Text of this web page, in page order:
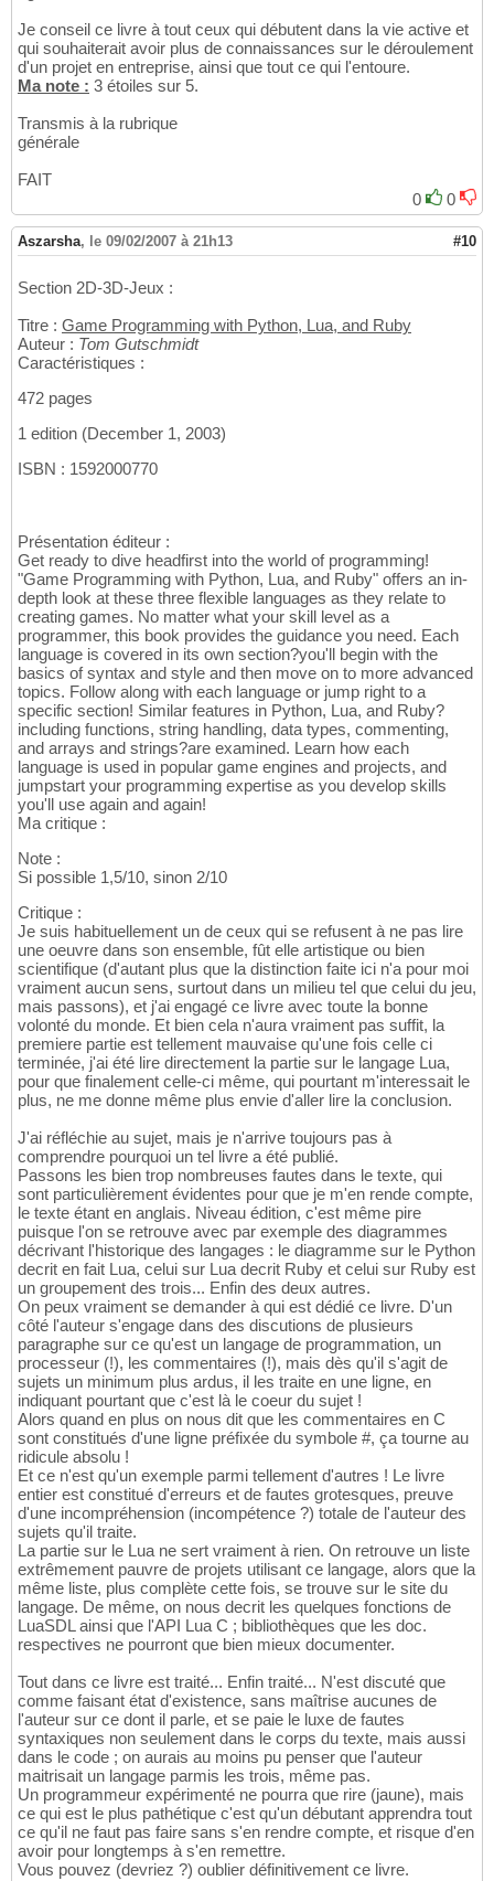
Je conseil ce livre à tout ceux qui débutent dans la vie active et
qui souhaiterait avoir plus de connaissances sur le déroulement
d'un projet en entreprise, ainsi que tout ce qui l'entoure.
Ma note : 3 étoiles sur 5.
Transmis à la rubrique
générale
FAIT
0
0
Aszarsha, le 09/02/2007 à 21h13 #10
Section 2D-3D-Jeux :
Titre : Game Programming with Python, Lua, and Ruby
Auteur : Tom Gutschmidt
Caractéristiques :
472 pages
1 edition (December 1, 2003)
ISBN : 1592000770
Présentation éditeur :
Get ready to dive headfirst into the world of programming!
"Game Programming with Python, Lua, and Ruby" offers an in-
depth look at these three flexible languages as they relate to
creating games. No matter what your skill level as a
programmer, this book provides the guidance you need. Each
language is covered in its own section?you'll begin with the
basics of syntax and style and then move on to more advanced
topics. Follow along with each language or jump right to a
specific section! Similar features in Python, Lua, and Ruby?
including functions, string handling, data types, commenting,
and arrays and strings?are examined. Learn how each
language is used in popular game engines and projects, and
jumpstart your programming expertise as you develop skills
you'll use again and again!
Ma critique :
Note :
Si possible 1,5/10, sinon 2/10
Critique :
Je suis habituellement un de ceux qui se refusent à ne pas lire
une oeuvre dans son ensemble, fût elle artistique ou bien
scientifique (d'autant plus que la distinction faite ici n'a pour moi
vraiment aucun sens, surtout dans un milieu tel que celui du jeu,
mais passons), et j'ai engagé ce livre avec toute la bonne
volonté du monde. Et bien cela n'aura vraiment pas suffit, la
premiere partie est tellement mauvaise qu'une fois celle ci
terminée, j'ai été lire directement la partie sur le langage Lua,
pour que finalement celle-ci même, qui pourtant m'interessait le
plus, ne me donne même plus envie d'aller lire la conclusion.
J'ai réfléchie au sujet, mais je n'arrive toujours pas à
comprendre pourquoi un tel livre a été publié.
Passons les bien trop nombreuses fautes dans le texte, qui
sont particulièrement évidentes pour que je m'en rende compte,
le texte étant en anglais. Niveau édition, c'est même pire
puisque l'on se retrouve avec par exemple des diagrammes
décrivant l'historique des langages : le diagramme sur le Python
decrit en fait Lua, celui sur Lua decrit Ruby et celui sur Ruby est
un groupement des trois... Enfin des deux autres.
On peux vraiment se demander à qui est dédié ce livre. D'un
côté l'auteur s'engage dans des discutions de plusieurs
paragraphe sur ce qu'est un langage de programmation, un
processeur (!), les commentaires (!), mais dès qu'il s'agit de
sujets un minimum plus ardus, il les traite en une ligne, en
indiquant pourtant que c'est là le coeur du sujet !
Alors quand en plus on nous dit que les commentaires en C
sont constitués d'une ligne préfixée du symbole #, ça tourne au
ridicule absolu !
Et ce n'est qu'un exemple parmi tellement d'autres ! Le livre
entier est constitué d'erreurs et de fautes grotesques, preuve
d'une incompréhension (incompétence ?) totale de l'auteur des
sujets qu'il traite.
La partie sur le Lua ne sert vraiment à rien. On retrouve un liste
extrêmement pauvre de projets utilisant ce langage, alors que la
même liste, plus complète cette fois, se trouve sur le site du
langage. De même, on nous decrit les quelques fonctions de
LuaSDL ainsi que l'API Lua C ; bibliothèques que les doc.
respectives ne pourront que bien mieux documenter.
Tout dans ce livre est traité... Enfin traité... N'est discuté que
comme faisant état d'existence, sans maîtrise aucunes de
l'auteur sur ce dont il parle, et se paie le luxe de fautes
syntaxiques non seulement dans le corps du texte, mais aussi
dans le code ; on aurais au moins pu penser que l'auteur
maitrisait un langage parmis les trois, même pas.
Un programmeur expérimenté ne pourra que rire (jaune), mais
ce qui est le plus pathétique c'est qu'un débutant apprendra tout
ce qu'il ne faut pas faire sans s'en rendre compte, et risque d'en
avoir pour longtemps à s'en remettre.
Vous pouvez (devriez ?) oublier définitivement ce livre.